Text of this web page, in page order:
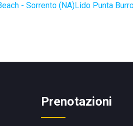
- Sorrento (NA)Lido Punta
Prenotazioni